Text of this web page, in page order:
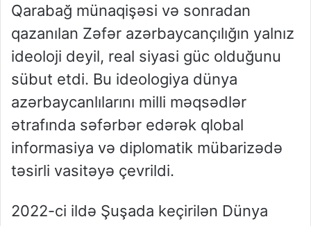
Qarabağ münaqişəsi və sonradan
qazanılan Zəfər azərbaycançılığın yalnız
ideoloji deyil, real siyasi güc olduğunu
sübut etdi. Bu ideologiya dünya
azərbaycanlılarını milli məqsədlər
ətrafında səfərbər edərək qlobal
informasiya və diplomatik mübarizədə
təsirli vasitəyə çevrildi.
2022-ci ildə Şuşada keçirilən Dünya